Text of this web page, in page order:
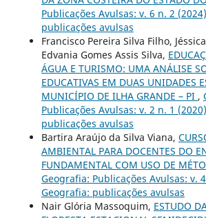
Publicações Avulsas: v. 6 n. 2
publicações avulsas
Francisco Pereira Silva Filho,
Edvania Gomes Assis Silva,
ÁGUA E TURISMO: UMA ANÁLISE
EDUCATIVAS EM DUAS UNIDADES
MUNICÍPIO DE ILHA GRANDE – PI ,
Publicações Avulsas: v. 2 n. 1
publicações avulsas
Bartira Araújo da Silva Viana,
AMBIENTAL PARA DOCENTES DO
FUNDAMENTAL COM USO DE
Geografia: Publicações Avulsas: v.
Geografia: publicações avulsas
Nair Glória Massoquim, ESTUDO